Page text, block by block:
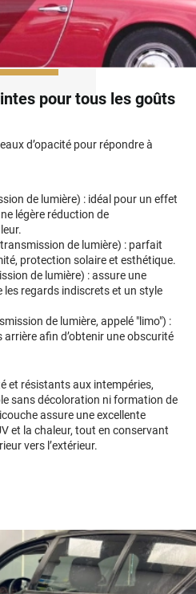
pour tous les goûts
d’opacité pour répondre à
de lumière) : idéal pour un effet
légère réduction de
de lumière) : parfait
protection solaire et esthétique.
de lumière) : assure une
regards indiscrets et un style
de lumière, appelé "limo") :
afin d’obtenir une obscurité
et résistants aux intempéries,
sans décoloration ni formation de
assure une excellente
et la chaleur, tout en conservant
vers l’extérieur.